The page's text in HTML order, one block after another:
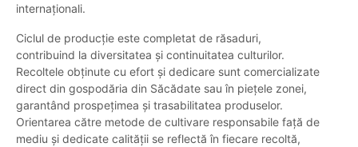
internaționali.
Ciclul de producție este completat de răsaduri,
contribuind la diversitatea și continuitatea culturilor.
Recoltele obținute cu efort și dedicare sunt comercializate
direct din gospodăria din Săcădate sau în piețele zonei,
garantând prospețimea și trasabilitatea produselor.
Orientarea către metode de cultivare responsabile față de
mediu și dedicate calității se reflectă în fiecare recoltă,